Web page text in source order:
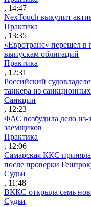
, 14:47
NexTouch выкупит
Практика
, 13:35
«Евротранс» перешел
выпускам облигаций
Практика
, 12:31
Российский
танкера из
Санкции
, 12:23
ФАС возбудила дело из-
заемщиков
Практика
, 12:06
Самарская ККС
после проверки
Судьи
, 11:48
ВККС открыла семь
Судьи